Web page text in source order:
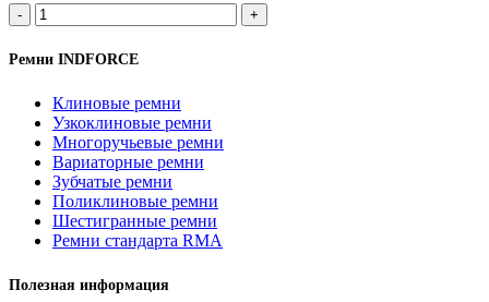
A
1030Li/
1060Lp
ремень
INDFORCE
Strongest
quantity
Ремни INDFORCE
Клиновые ремни
Узкоклиновые ремни
Многоручьевые ремни
Вариаторные ремни
Зубчатые ремни
Поликлиновые ремни
Шестигранные ремни
Ремни стандарта RMA
Полезная информация